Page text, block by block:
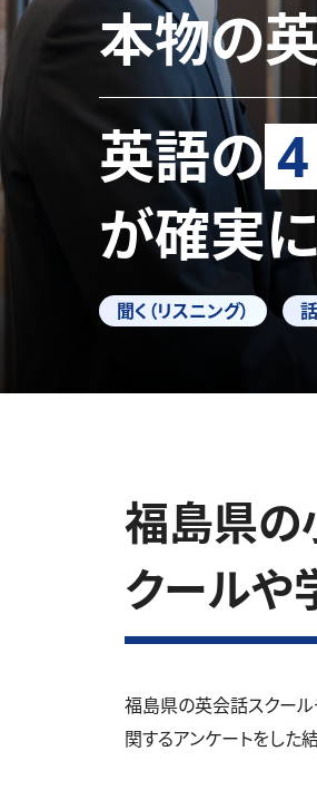
本物の
英語の4
が確実
聞く（リスニング）
福島県の
クールや
福島県の英会話スクール
関するアンケートをした